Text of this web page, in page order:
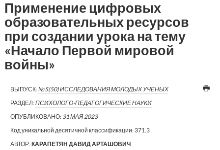
Применение цифровых
образовательных ресурсов
при создании урока на тему
«Начало Первой мировой
войны»
ВЫПУСК:№5(50) ИССЛЕДОВАНИЯ МОЛОДЫХ УЧЕНЫХ
РАЗДЕЛ:ПСИХОЛОГО-ПЕДАГОГИЧЕСКИЕ НАУКИ
ОПУБЛИКОВАНО: 31 МАЯ 2023
Код уникальной десятичной классификации: 371.3
АВТОР:КАРАПЕТЯН ДАВИД АРТАШОВИЧ